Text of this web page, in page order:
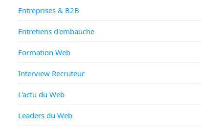
Entreprises & B2B
Entretiens d'embauche
Formation Web
Interview Recruteur
L'actu du Web
Leaders du Web